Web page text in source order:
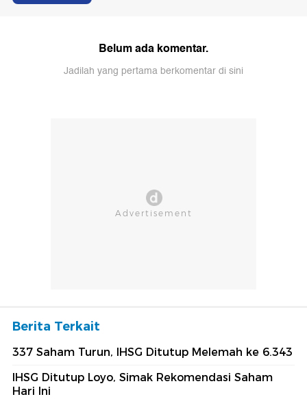
Belum ada komentar.
Jadilah yang pertama berkomentar di sini
Berita Terkait
337 Saham Turun, IHSG Ditutup Melemah ke 6.343
IHSG Ditutup Loyo, Simak Rekomendasi Saham
Hari Ini